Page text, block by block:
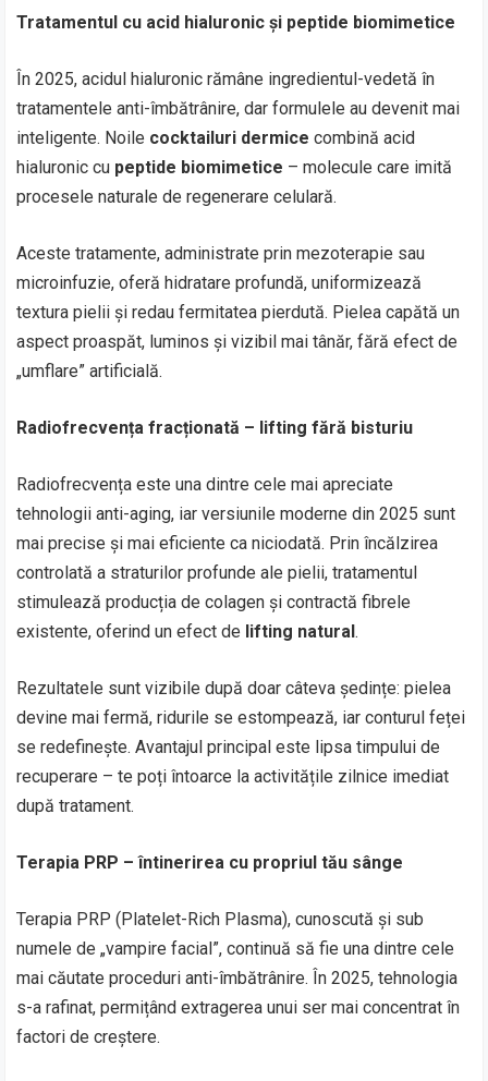
Tratamentul cu acid hialuronic și peptide biomimetice
În 2025, acidul hialuronic rămâne ingredientul-vedetă în
tratamentele anti-îmbătrânire, dar formulele au devenit mai
inteligente. Noile cocktailuri dermice combină acid
hialuronic cu peptide biomimetice – molecule care imită
procesele naturale de regenerare celulară.
Aceste tratamente, administrate prin mezoterapie sau
microinfuzie, oferă hidratare profundă, uniformizează
textura pielii și redau fermitatea pierdută. Pielea capătă un
aspect proaspăt, luminos și vizibil mai tânăr, fără efect de
„umflare” artificială.
Radiofrecvența fracționată – lifting fără bisturiu
Radiofrecvența este una dintre cele mai apreciate
tehnologii anti-aging, iar versiunile moderne din 2025 sunt
mai precise și mai eficiente ca niciodată. Prin încălzirea
controlată a straturilor profunde ale pielii, tratamentul
stimulează producția de colagen și contractă fibrele
existente, oferind un efect de lifting natural.
Rezultatele sunt vizibile după doar câteva ședințe: pielea
devine mai fermă, ridurile se estompează, iar conturul feței
se redefinește. Avantajul principal este lipsa timpului de
recuperare – te poți întoarce la activitățile zilnice imediat
după tratament.
Terapia PRP – întinerirea cu propriul tău sânge
Terapia PRP (Platelet-Rich Plasma), cunoscută și sub
numele de „vampire facial”, continuă să fie una dintre cele
mai căutate proceduri anti-îmbătrânire. În 2025, tehnologia
s-a rafinat, permițând extragerea unui ser mai concentrat în
factori de creștere.